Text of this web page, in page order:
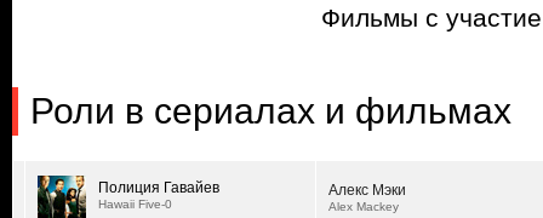
Фильмы с
Роли в сериалах и фильмах
Полиция Гавайев
Hawaii Five-0
Алекс Мэки
Alex Mackey